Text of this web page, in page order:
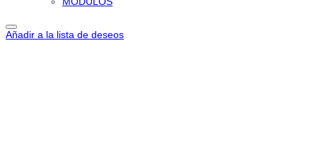
Añadir a la lista de deseos